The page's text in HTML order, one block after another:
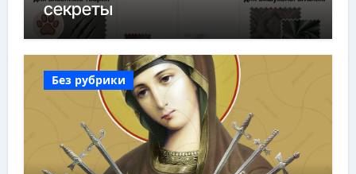
секреты
Без рубрики